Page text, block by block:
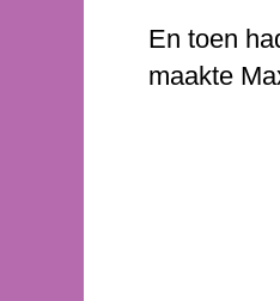
En toen
maakte